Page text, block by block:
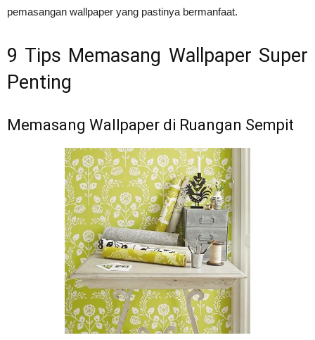
Lama
pemasangan wallpaper yang pastinya bermanfaat.
9 Tips Memasang Wallpaper Super
Penting
Memasang Wallpaper di Ruangan Sempit